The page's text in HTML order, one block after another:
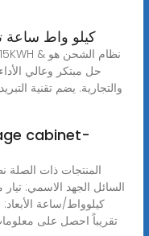
215 كيلو واط
حل مبتكر وعالي
والتجارية. يضم تقنية
cabinet-
تقريباً احصل على